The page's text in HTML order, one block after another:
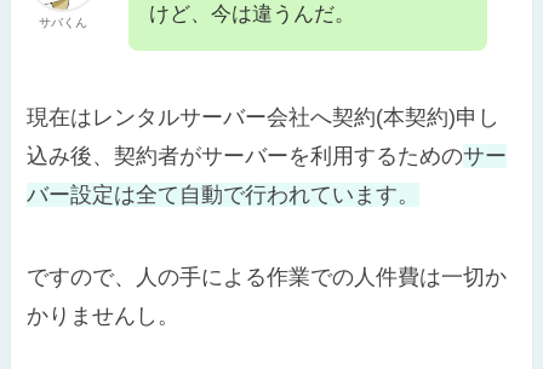
サバくん
けど、今は違うんだ。
現在はレンタルサーバー会社へ契約(本契約)申し
込み後、契約者がサーバーを利用するためのサー
バー設定は全て自動で行われています。
ですので、人の手による作業での人件費は一切か
かりませんし。